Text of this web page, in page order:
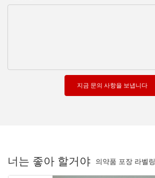
지금 문의 사항을 보냅니다
너는 좋아 할거야 의약품 포장 라벨링